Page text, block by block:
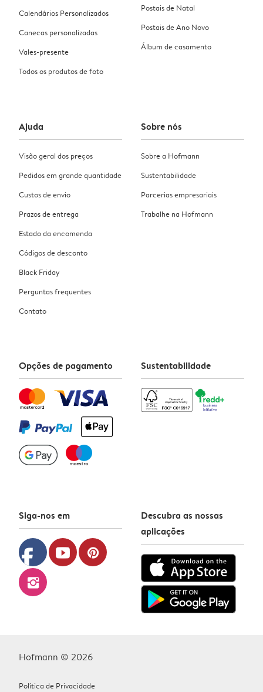
Calendários Personalizados
Canecas personalizadas
Vales-presente
Todos os produtos de foto
Postais de Natal
Postais de Ano Novo
Álbum de casamento
Ajuda
Visão geral dos preços
Pedidos em grande quantidade
Custos de envio
Prazos de entrega
Estado da encomenda
Códigos de desconto
Black Friday
Perguntas frequentes
Contato
Sobre nós
Sobre a Hofmann
Sustentabilidade
Parcerias empresariais
Trabalhe na Hofmann
Opções de pagamento Sustentabilidade
Siga-nos em
facebook youtube pinterest
instagram
Descubra as nossas
aplicações
Hofmann © 2026
Política de Privacidade